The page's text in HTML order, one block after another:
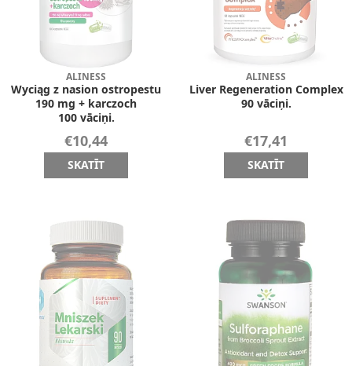
ALINESS
Wyciąg z nasion ostropestu
190 mg + karczoch
100 vāciņi.
€10,44
SKATĪT
ALINESS
Liver Regeneration Complex
90 vāciņi.
€17,41
SKATĪT